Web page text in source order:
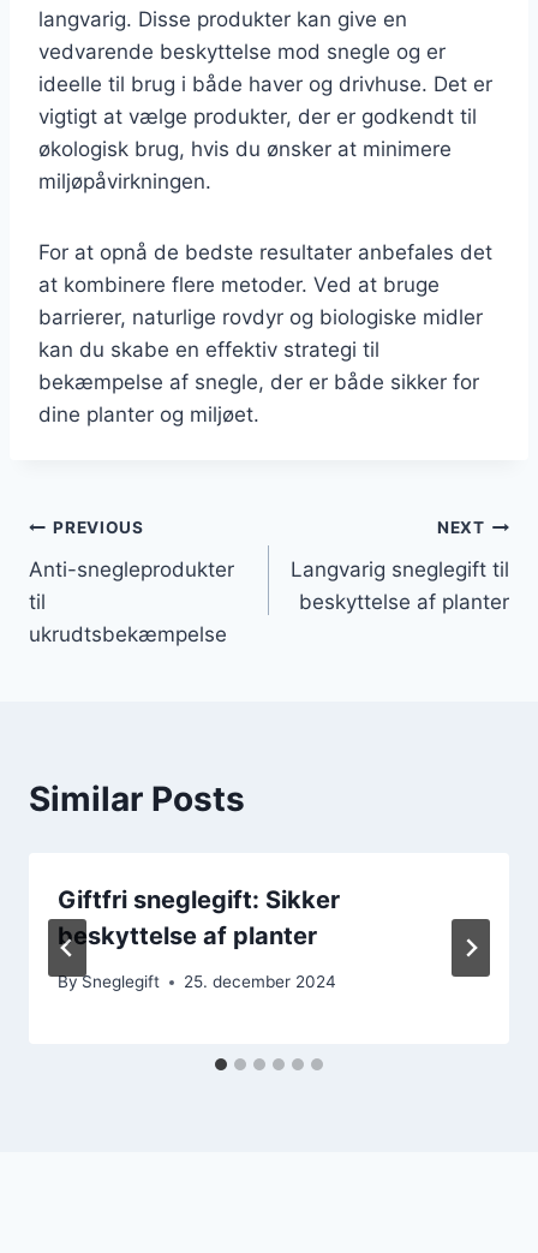
langvarig. Disse produkter kan give en
vedvarende beskyttelse mod snegle og er
ideelle til brug i både haver og drivhuse. Det er
vigtigt at vælge produkter, der er godkendt til
økologisk brug, hvis du ønsker at minimere
miljøpåvirkningen.
For at opnå de bedste resultater anbefales det
at kombinere flere metoder. Ved at bruge
barrierer, naturlige rovdyr og biologiske midler
kan du skabe en effektiv strategi til
bekæmpelse af snegle, der er både sikker for
dine planter og miljøet.
Indlægsnavigation
PREVIOUS
Anti-snegleprodukter
til
ukrudtsbekæmpelse
NEXT
Langvarig sneglegift til
beskyttelse af planter
Similar Posts
Giftfri sneglegift: Sikker
beskyttelse af planter
BySneglegift 25. december 2024